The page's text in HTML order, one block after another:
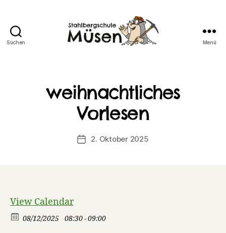
Suchen Menü
weihnachtliches
Vorlesen
Veröffentlichungsdatum
2. Oktober 2025
View Calendar
08/12/2025 08:30 - 09:00